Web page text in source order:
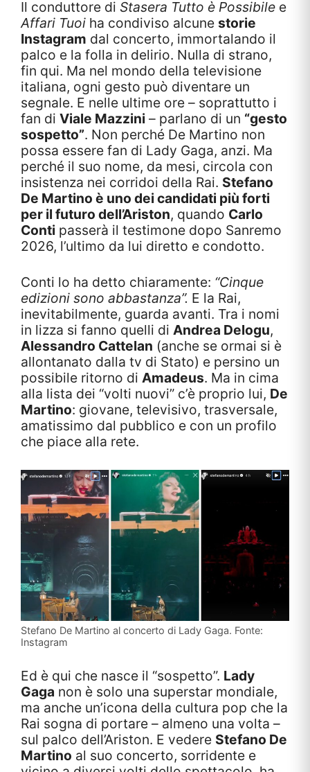
Il conduttore di Stasera Tutto è Possibile e
Affari Tuoi ha condiviso alcune storie
Instagram dal concerto, immortalando il
palco e la folla in delirio. Nulla di strano,
fin qui. Ma nel mondo della televisione
italiana, ogni gesto può diventare un
segnale. E nelle ultime ore – soprattutto i
fan di Viale Mazzini – parlano di un “gesto
sospetto”. Non perché De Martino non
possa essere fan di Lady Gaga, anzi. Ma
perché il suo nome, da mesi, circola con
insistenza nei corridoi della Rai. Stefano
De Martino è uno dei candidati più forti
per il futuro dell’Ariston, quando Carlo
Conti passerà il testimone dopo Sanremo
2026, l’ultimo da lui diretto e condotto.
Conti lo ha detto chiaramente: “Cinque
edizioni sono abbastanza”. E la Rai,
inevitabilmente, guarda avanti. Tra i nomi
in lizza si fanno quelli di Andrea Delogu,
Alessandro Cattelan (anche se ormai si è
allontanato dalla tv di Stato) e persino un
possibile ritorno di Amadeus. Ma in cima
alla lista dei “volti nuovi” c’è proprio lui, De
Martino: giovane, televisivo, trasversale,
amatissimo dal pubblico e con un profilo
che piace alla rete.
Stefano De Martino al concerto di Lady Gaga. Fonte:
Instagram
Ed è qui che nasce il “sospetto”. Lady
Gaga non è solo una superstar mondiale,
ma anche un’icona della cultura pop che la
Rai sogna di portare – almeno una volta –
sul palco dell’Ariston. E vedere Stefano De
Martino al suo concerto, sorridente e